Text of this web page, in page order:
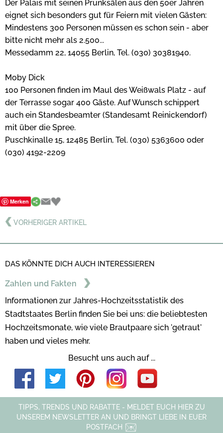
Der Palais mit seinen Prunksälen aus den 50er Jahren
eignet sich besonders gut für Feiern mit vielen Gästen:
Mindestens 300 Personen müssen es schon sein - aber
bitte nicht mehr als 2.500...
Messedamm 22, 14055 Berlin, Tel. (030) 30381940.
Moby Dick
100 Personen finden im Maul des Weißwals Platz - auf
der Terrasse sogar 400 Gäste. Auf Wunsch schippert
auch ein Standesbeamter (Standesamt Reinickendorf)
mit über die Spree.
Puschkinalle 15, 12485 Berlin, Tel. (030) 5363600 oder
(030) 4192-2209
Merken
VORHERIGER ARTIKEL
DAS KÖNNTE DICH AUCH INTERESSIEREN
Zahlen und Fakten
Informationen zur Jahres-Hochzeitsstatistik des
Stadtstaates Berlin finden Sie bei uns: die beliebtesten
Hochzeitsmonate, wie viele Brautpaare sich 'getraut'
haben und vieles mehr.
Besucht uns auch auf ...
TIPPS, TRENDS UND RABATTE - MELDET EUCH HIER ZU
UNSEREM NEWSLETTER AN UND BRINGT LIEBE IN EUER
POSTFACH